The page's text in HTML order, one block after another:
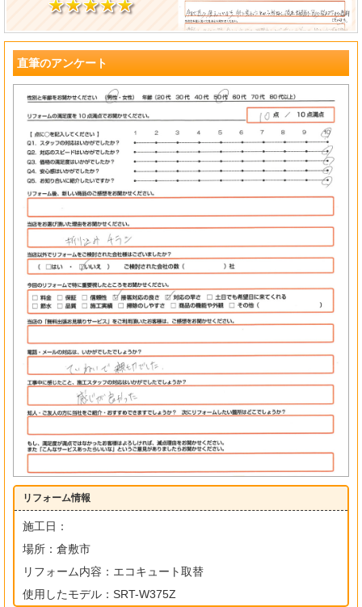
?
直筆のアンケート
リフォーム情報
施工日：
場所：倉敷市
リフォーム内容：エコキュート取替
使用したモデル：SRT-W375Z